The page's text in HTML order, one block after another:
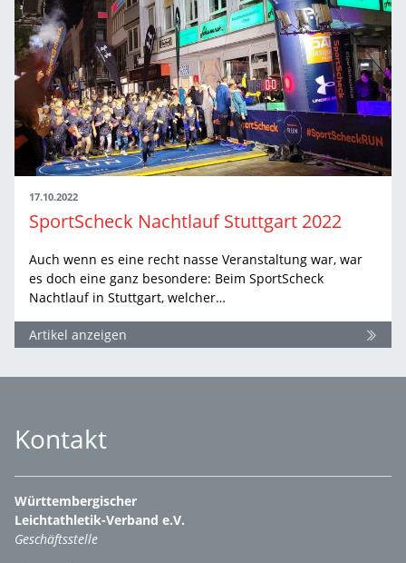
17.10.2022
SportScheck Nachtlauf Stuttgart 2022
Auch wenn es eine recht nasse Veranstaltung war, war
es doch eine ganz besondere: Beim SportScheck
Nachtlauf in Stuttgart, welcher…
Artikel anzeigen
Kontakt
Württembergischer
Leichtathletik-Verband e.V.
Geschäftsstelle